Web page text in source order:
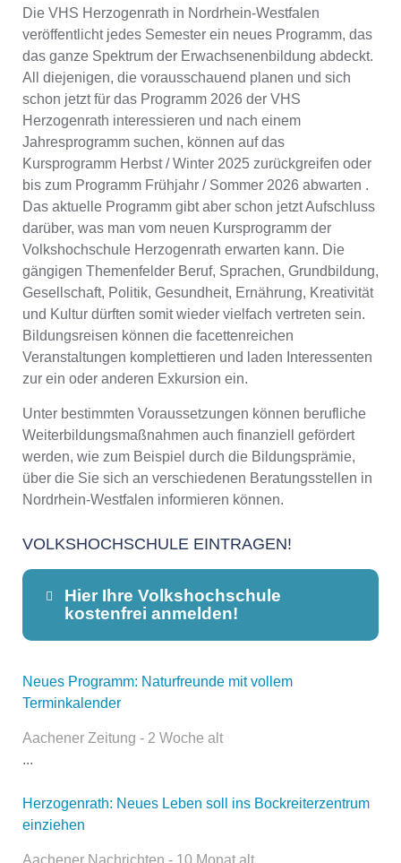
Die VHS Herzogenrath in Nordrhein-Westfalen
veröffentlicht jedes Semester ein neues Programm, das
das ganze Spektrum der Erwachsenenbildung abdeckt.
All diejenigen, die vorausschauend planen und sich
schon jetzt für das Programm 2026 der VHS
Herzogenrath interessieren und nach einem
Jahresprogramm suchen, können auf das
Kursprogramm Herbst / Winter 2025 zurückgreifen oder
bis zum Programm Frühjahr / Sommer 2026 abwarten .
Das aktuelle Programm gibt aber schon jetzt Aufschluss
darüber, was man vom neuen Kursprogramm der
Volkshochschule Herzogenrath erwarten kann. Die
gängigen Themenfelder Beruf, Sprachen, Grundbildung,
Gesellschaft, Politik, Gesundheit, Ernährung, Kreativität
und Kultur dürften somit wieder vielfach vertreten sein.
Bildungsreisen können die facettenreichen
Veranstaltungen komplettieren und laden Interessenten
zur ein oder anderen Exkursion ein.
Unter bestimmten Voraussetzungen können berufliche
Weiterbildungsmaßnahmen auch finanziell gefördert
werden, wie zum Beispiel durch die Bildungsprämie,
über die Sie sich an verschiedenen Beratungsstellen in
Nordrhein-Westfalen informieren können.
VOLKSHOCHSCHULE EINTRAGEN!
Hier Ihre Volkshochschule
kostenfrei anmelden!
Dieser Teil dient lediglich zur
Kontaktaufnahme und ist nicht
Name*
Neues Programm: Naturfreunde mit vollem
Terminkalender
Aachener Zeitung - 2 Woche alt
...
Herzogenrath: Neues Leben soll ins Bockreiterzentrum
einziehen
Aachener Nachrichten - 10 Monat alt